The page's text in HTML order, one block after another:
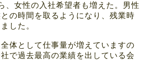
、女性の入社希望者も増えた。男性
の時間を取るようになり、残業時
した。
体として仕事量が増えていますの
で過去最高の業績を出している会